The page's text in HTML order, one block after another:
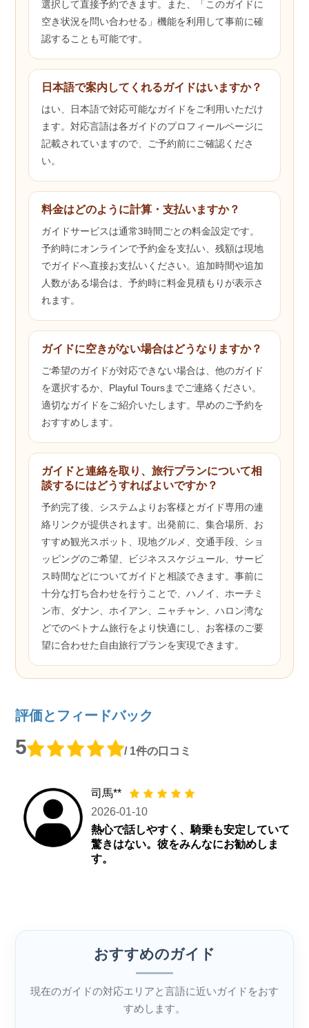
選択して直接予約できます。また、「このガイドに
空き状況を問い合わせる」機能を利用して事前に確
認することも可能です。
日本語で案内してくれるガイドはいますか？
はい、日本語で対応可能なガイドをご利用いただけ
ます。対応言語は各ガイドのプロフィールページに
記載されていますので、ご予約前にご確認くださ
い。
料金はどのように計算・支払いますか？
ガイドサービスは通常3時間ごとの料金設定です。
予約時にオンラインで予約金を支払い、残額は現地
でガイドへ直接お支払いください。追加時間や追加
人数がある場合は、予約時に料金見積もりが表示さ
れます。
ガイドに空きがない場合はどうなりますか？
ご希望のガイドが対応できない場合は、他のガイド
を選択するか、Playful Toursまでご連絡ください。
適切なガイドをご紹介いたします。早めのご予約を
おすすめします。
ガイドと連絡を取り、旅行プランについて相
談するにはどうすればよいですか？
予約完了後、システムよりお客様とガイド専用の連
絡リンクが提供されます。出発前に、集合場所、お
すすめ観光スポット、現地グルメ、交通手段、ショ
ッピングのご希望、ビジネススケジュール、サービ
ス時間などについてガイドと相談できます。事前に
十分な打ち合わせを行うことで、ハノイ、ホーチミ
ン市、ダナン、ホイアン、ニャチャン、ハロン湾な
どでのベトナム旅行をより快適にし、お客様のご要
望に合わせた自由旅行プランを実現できます。
評価とフィードバック
5 / 1件の口コミ
司馬**
2026-01-10
熱心で話しやすく、騎乗も安定していて
驚きはない。彼をみんなにお勧めしま
す。
おすすめのガイド
現在のガイドの対応エリアと言語に近いガイドをおす
すめします。